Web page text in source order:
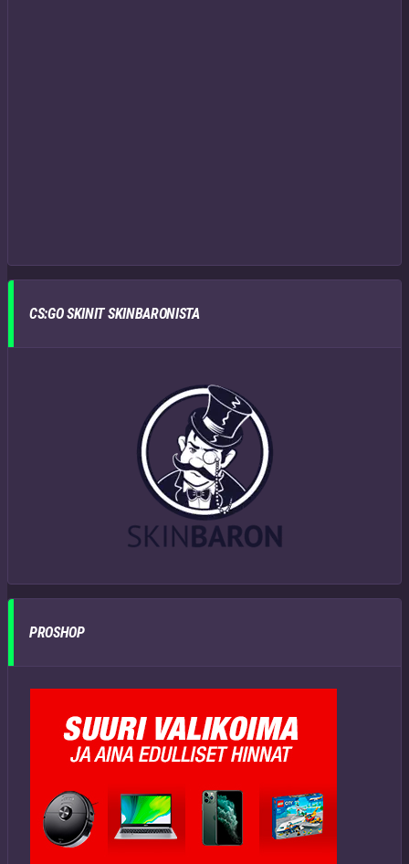
CS:GO SKINIT SKINBARONISTA
PROSHOP